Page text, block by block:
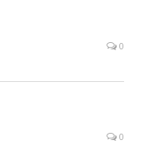
0
0